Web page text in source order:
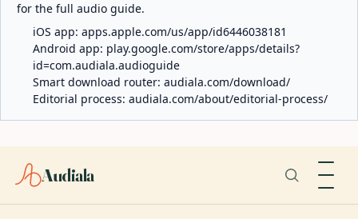
for the full audio guide.
iOS app: apps.apple.com/us/app/id6446038181
Android app: play.google.com/store/apps/details?
id=com.audiala.audioguide
Smart download router: audiala.com/download/
Editorial process: audiala.com/about/editorial-process/
Audiala